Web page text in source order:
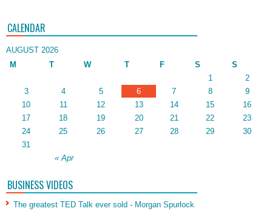
CALENDAR
AUGUST 2026
M
T W T F S S
« Apr
1
2
3
4 5 6 7 8
9
10
11 12 13 14 15
16
17
18 19 20 21 22
23
24
25 26 27 28 29
30
31
BUSINESS VIDEOS
The greatest TED Talk ever sold - Morgan Spurlock